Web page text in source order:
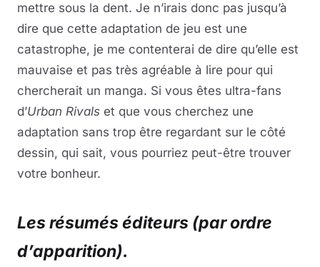
mettre sous la dent. Je n’irais donc pas jusqu’à
dire que cette adaptation de jeu est une
catastrophe, je me contenterai de dire qu’elle est
mauvaise et pas très agréable à lire pour qui
chercherait un manga. Si vous êtes ultra-fans
d’Urban Rivals et que vous cherchez une
adaptation sans trop être regardant sur le côté
dessin, qui sait, vous pourriez peut-être trouver
votre bonheur.
Les résumés éditeurs (par ordre
d’apparition).